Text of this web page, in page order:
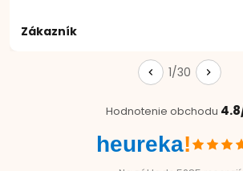
Zákazník
1/30
Hodnotenie obchodu
heureka!